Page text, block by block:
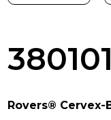
Rovers® Cervex-